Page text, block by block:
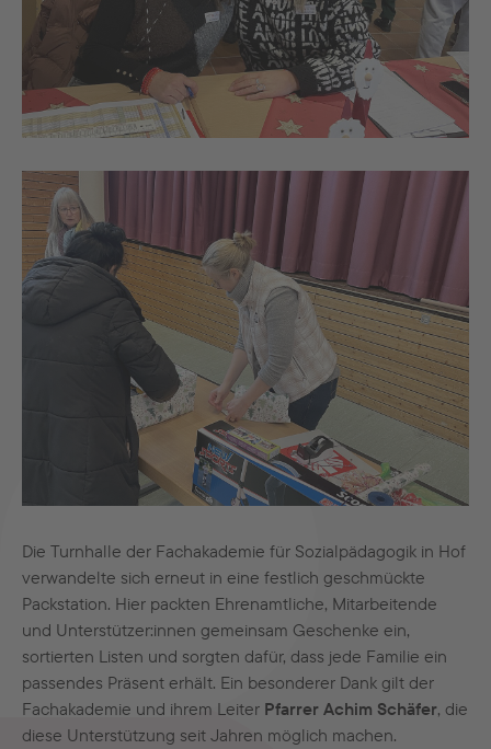
Die Turnhalle der Fachakademie für Sozialpädagogik in Hof
verwandelte sich erneut in eine festlich geschmückte
Packstation. Hier packten Ehrenamtliche, Mitarbeitende
und Unterstützer:innen gemeinsam Geschenke ein,
sortierten Listen und sorgten dafür, dass jede Familie ein
passendes Präsent erhält. Ein besonderer Dank gilt der
Fachakademie und ihrem Leiter Pfarrer Achim Schäfer, die
diese Unterstützung seit Jahren möglich machen.